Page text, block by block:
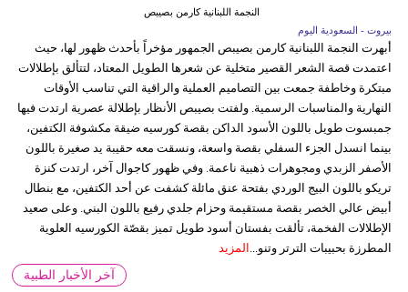
النجمة اللبنانية كارمن بصيبص
بيروت - السعودية اليوم
أبهرت النجمة اللبنانية كارمن بصيبص الجمهور مؤخراً بأحدث ظهور لها، حيث
اعتمدت قصة الشعر القصير متخلية عن شعرها الطويل المعتاد، لتتألق بإطلالات
مبتكرة وخاطفة جمعت بين التصاميم العملية والراقية التي تناسب الأوقات
النهارية والمناسبات الرسمية. ولفتت بصيبص الأنظار بإطلالة عصرية ارتدت فيها
جمبسوت طويل باللون الأسود الداكن بقصة كورسيه ضيقة مكشوفة الكتفين،
بينما انسدل الجزء السفلي بقصة واسعة، ونسقت معه حقيبة يد صغيرة باللون
الأصفر الزبدي ومجوهرات ذهبية ناعمة. وفي ظهور كاجوال آخر، ارتدت كنزة
تريكو باللون البيج الوردي بفتحة عنق مائلة كشفت عن أحد الكتفين، مع بنطال
أبيض عالي الخصر بقصة مستقيمة وحزام جلدي رفيع باللون البني. وعلى صعيد
الإطلالات الفخمة، تألقت بفستان أسود طويل تميز بقصّة الكورسيه العلوية
المطرزة بحبيبات الترتر وتنو...
المزيد
آخر الأخبار الطبية